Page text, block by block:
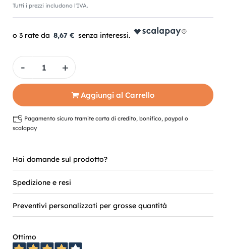
Tutti i prezzi includono l'IVA.
8,67 €
Quantità
Aggiungi al Carrello
Pagamento sicuro tramite carta di credito, bonifico, paypal o
scalapay
Hai domande sul prodotto?
Spedizione e resi
Preventivi personalizzati per grosse quantità
Ottimo